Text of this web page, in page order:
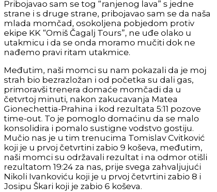
Pribojavao sam se tog “ranjenog lava” s jedne
strane i s druge strane, pribojavao sam se da naša
mlada momčad, osokoljena pobjedom protiv
ekipe KK “Omiš Čagalj Tours”, ne uđe olako u
utakmicu i da se onda moramo mučiti dok ne
nađemo pravi ritam utakmice.
Međutim, naši momci su nam pokazali da je moj
strah bio bezrazložan i od početka su dali gas,
primoravši trenera domaće momčadi da u
četvrtoj minuti, nakon zakucavanja Matea
Gionechettia-Prahina i kod rezultata 5:11 pozove
time-out. To je pomoglo domaćinu da se malo
konsolidira i pomalo sustigne vodstvo gostiju.
Mučio nas je u tim trenucima Tomislav Cvitković
koji je u prvoj četvrtini zabio 9 koševa, međutim,
naši momci su održavali rezultat i na odmor otišli
rezultatom 19:24 za nas, prije svega zahvaljujući
Nikoli Ivankoviću koji je u prvoj četvrtini zabio 8 i
Josipu Škari koji je zabio 6 koševa.